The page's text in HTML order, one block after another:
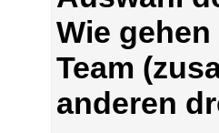
Wie
Team
anderen